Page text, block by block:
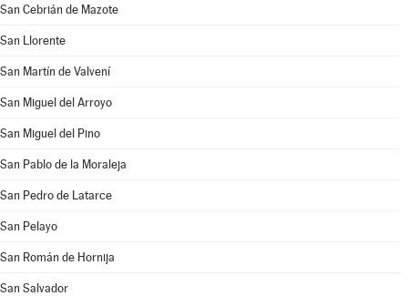
San Cebrián de Mazote
San Llorente
San Martín de Valvení
San Miguel del Arroyo
San Miguel del Pino
San Pablo de la Moraleja
San Pedro de Latarce
San Pelayo
San Román de Hornija
San Salvador